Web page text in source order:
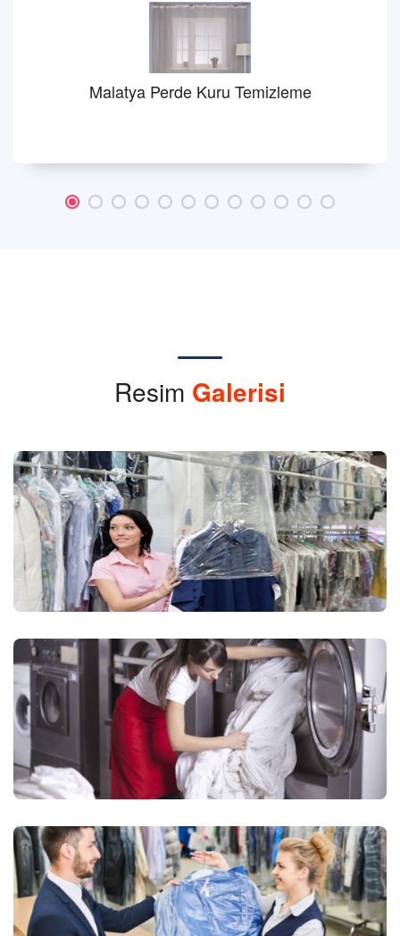
Malatya Perde Kuru Temizleme
Resim Galerisi